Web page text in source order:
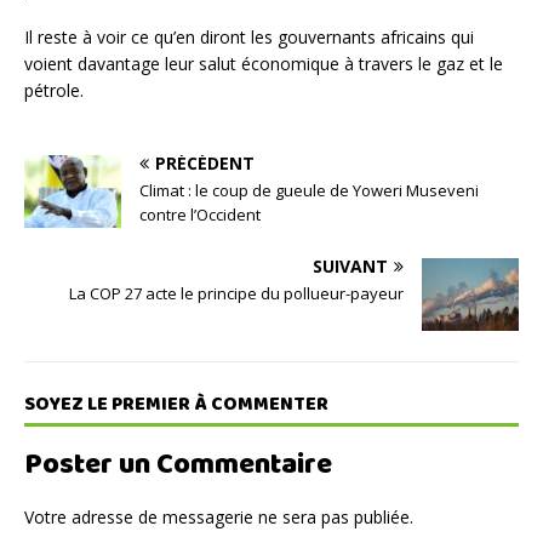
Il reste à voir ce qu’en diront les gouvernants africains qui
voient davantage leur salut économique à travers le gaz et le
pétrole.
PRÉCÉDENT
Climat : le coup de gueule de Yoweri Museveni
contre l’Occident
SUIVANT
La COP 27 acte le principe du pollueur-payeur
SOYEZ LE PREMIER À COMMENTER
Poster un Commentaire
Votre adresse de messagerie ne sera pas publiée.